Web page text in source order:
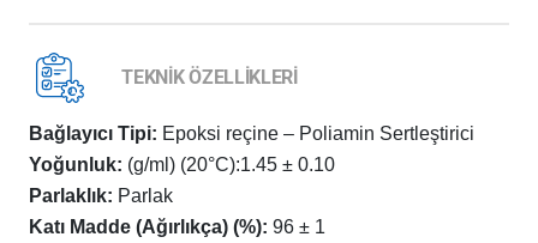
TEKNİK ÖZELLİKLERİ
Bağlayıcı Tipi: Epoksi reçine – Poliamin Sertleştirici
Yoğunluk: (g/ml) (20°C):1.45 ± 0.10
Parlaklık: Parlak
Katı Madde (Ağırlıkça) (%): 96 ± 1